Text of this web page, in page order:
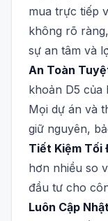
mua trực tiếp
không rõ
sự an tâm và
An Toàn
khoản D5 của
Mọi dự án và
giữ nguyên,
Tiết Kiệm Tối
hơn nhiều so
đầu tư cho
Luôn Cập